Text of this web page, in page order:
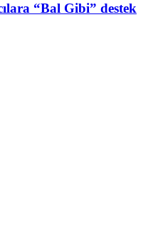
“Bal Gibi” destek